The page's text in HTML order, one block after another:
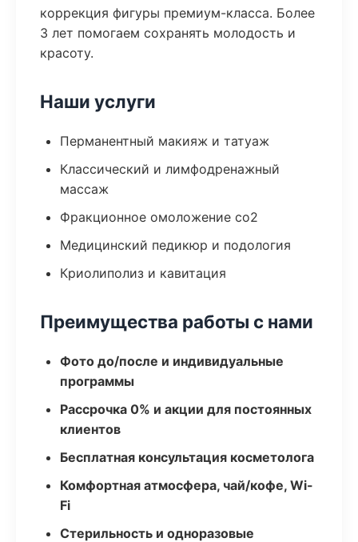
коррекция фигуры премиум-класса. Более
3 лет помогаем сохранять молодость и
красоту.
Наши услуги
Перманентный макияж и татуаж
Классический и лимфодренажный
массаж
Фракционное омоложение co2
Медицинский педикюр и подология
Криолиполиз и кавитация
Преимущества работы с нами
Фото до/после и индивидуальные
программы
Рассрочка 0% и акции для постоянных
клиентов
Бесплатная консультация косметолога
Комфортная атмосфера, чай/кофе, Wi-
Fi
Стерильность и одноразовые